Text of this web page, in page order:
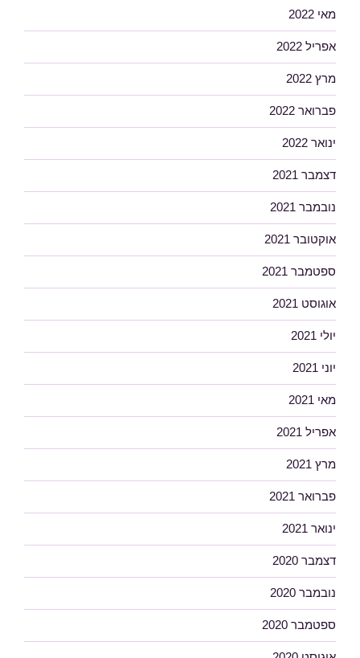
מאי 2022
אפריל 2022
מרץ 2022
פברואר 2022
ינואר 2022
דצמבר 2021
נובמבר 2021
אוקטובר 2021
ספטמבר 2021
אוגוסט 2021
יולי 2021
יוני 2021
מאי 2021
אפריל 2021
מרץ 2021
פברואר 2021
ינואר 2021
דצמבר 2020
נובמבר 2020
ספטמבר 2020